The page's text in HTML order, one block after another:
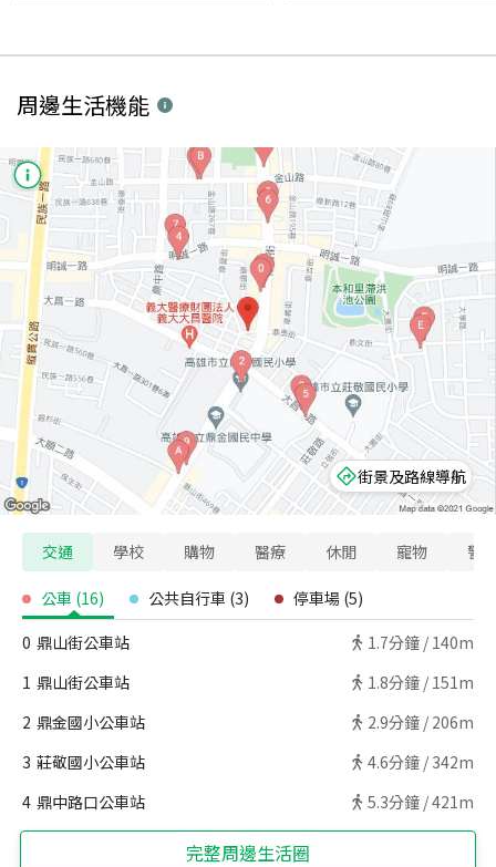
周邊生活機能
街景及路線導航
交通 學校 購物 醫療 休閒 寵物 警
公車 (16) 公共自行車 (3) 停車場 (5)
0 鼎山街公車站 1.7分鐘 / 140m
1 鼎山街公車站 1.8分鐘 / 151m
2 鼎金國小公車站 2.9分鐘 / 206m
3 莊敬國小公車站 4.6分鐘 / 342m
4 鼎中路口公車站 5.3分鐘 /421m
完整周邊生活圈